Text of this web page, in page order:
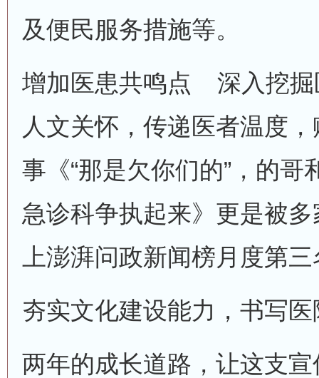
及便民服务措施等。
增加医患共鸣点 深入挖掘
人文关怀，传递医者温度
事《“那是欠你们的”，的
急诊科争执起来》更是被
上澎湃问政新闻榜月度第
夯实文化建设能力，书写
两年的成长道路，让这支